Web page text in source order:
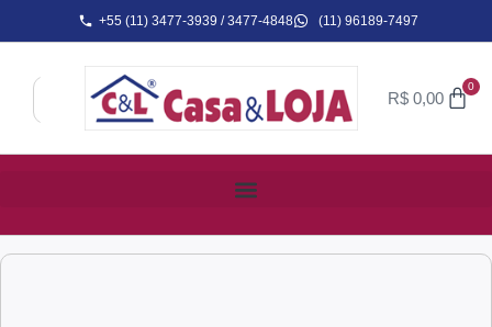
+55 (11) 3477-3939 / 3477-4848 (11) 96189-7497
R$ 0,00
0